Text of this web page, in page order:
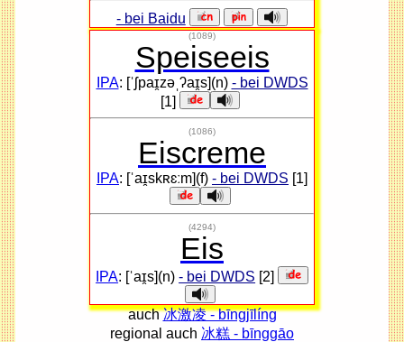
- bei Baidu
(1089)
Speiseeis
IPA: [ˈʃpaɪ̯zəˌʔaɪ̯s](n) - bei DWDS
[1]
(1086)
Eiscreme
IPA: [ˈaɪ̯skʀɛːm](f) - bei DWDS [1]
(4294)
Eis
IPA: [ˈaɪ̯s](n) - bei DWDS [2]
auch冰激凌 - bīngjīlíng
regional auch 冰糕 - bīnggāo